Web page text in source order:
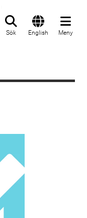
Sök English Meny